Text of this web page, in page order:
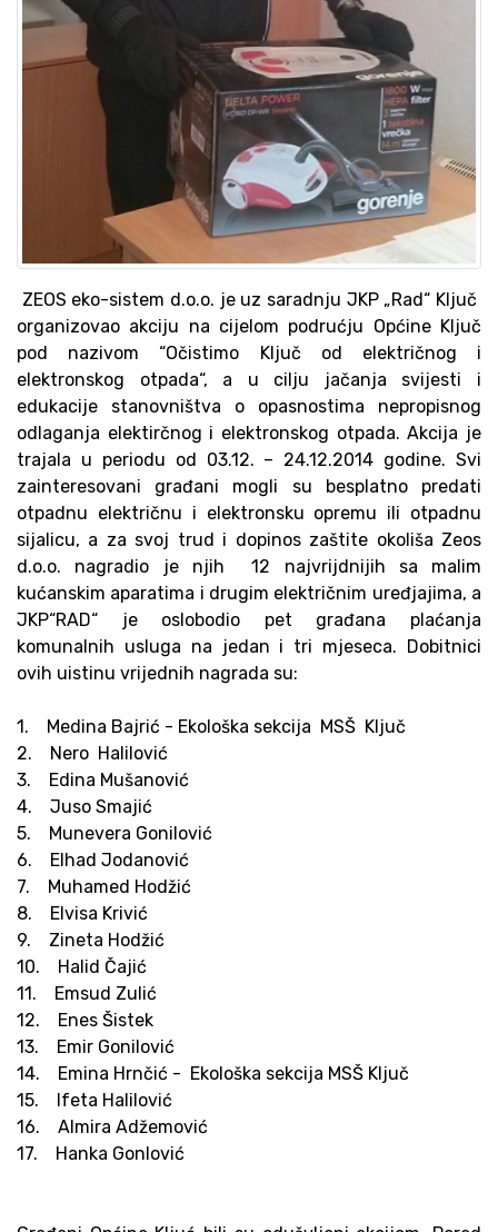
ZEOS eko-sistem d.o.o. je uz saradnju JKP „Rad“ Ključ
organizovao akciju na cijelom podrućju Općine Ključ
pod nazivom “Očistimo Ključ od električnog i
elektronskog otpada“, a u cilju jačanja svijesti i
edukacije stanovništva o opasnostima nepropisnog
odlaganja elektirčnog i elektronskog otpada. Akcija je
trajala u periodu od 03.12. – 24.12.2014 godine. Svi
zainteresovani građani mogli su besplatno predati
otpadnu električnu i elektronsku opremu ili otpadnu
sijalicu, a za svoj trud i dopinos zaštite okoliša Zeos
d.o.o. nagradio je njih 12 najvrijdnijih sa malim
kućanskim aparatima i drugim električnim uređjajima, a
JKP“RAD“ je oslobodio pet građana plaćanja
komunalnih usluga na jedan i tri mjeseca. Dobitnici
ovih uistinu vrijednih nagrada su:
1. Medina Bajrić - Ekološka sekcija MSŠ Ključ
2. Nero Halilović
3. Edina Mušanović
4. Juso Smajić
5. Munevera Gonilović
6. Elhad Jodanović
7. Muhamed Hodžić
8. Elvisa Krivić
9. Zineta Hodžić
10. Halid Čajić
11. Emsud Zulić
12. Enes Šistek
13. Emir Gonilović
14. Emina Hrnčić - Ekološka sekcija MSŠ Ključ
15. Ifeta Halilović
16. Almira Adžemović
17. Hanka Gonlović